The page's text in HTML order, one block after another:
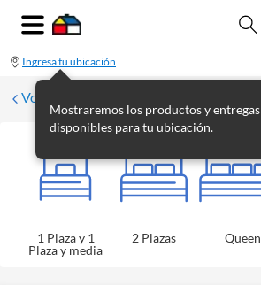
Ingresa tu ubicación
Mostraremos los productos y entregas
disponibles para tu ubicación.
Volver a Colchones y sommiers
1 Plaza y 1
Plaza y media
2 Plazas Queen